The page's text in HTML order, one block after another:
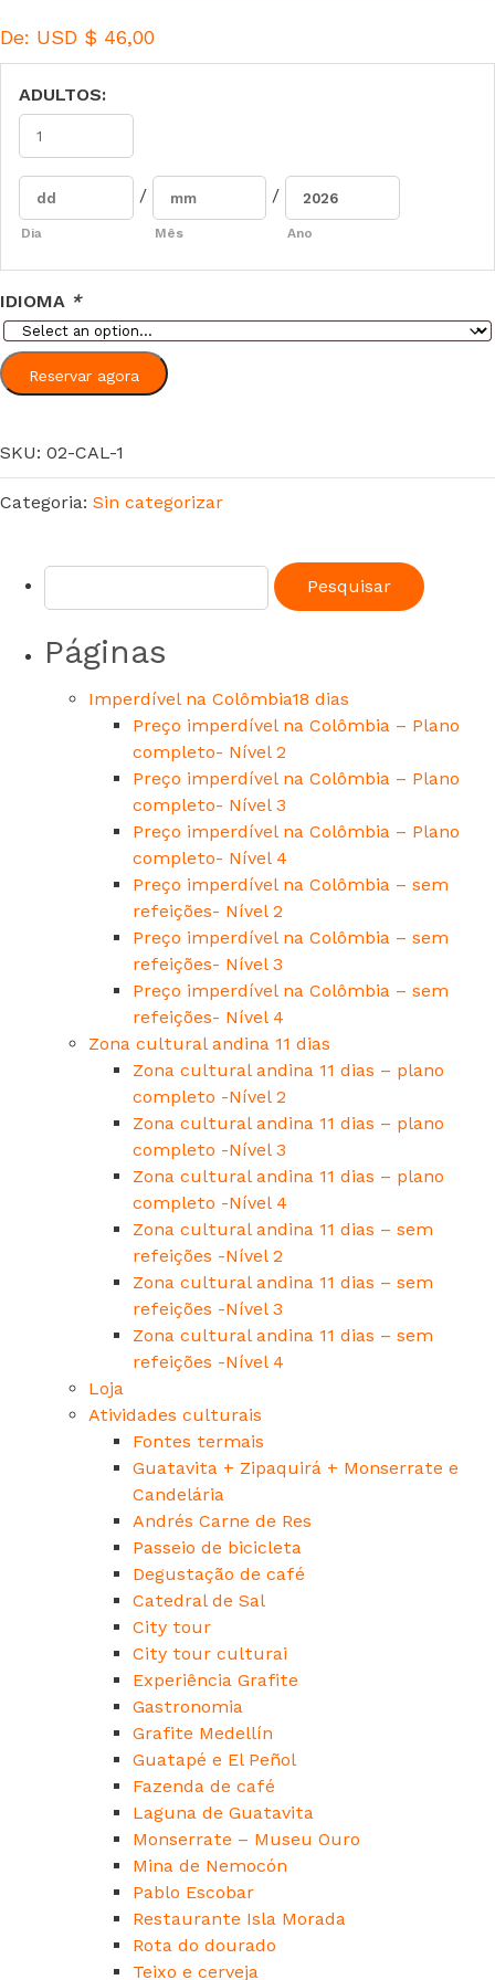
De: USD $ 46,00
ADULTOS:
Dia
/
Mês
/
Ano
IDIOMA *
Reservar agora
SKU: 02-CAL-1
Categoria: Sin categorizar
Páginas
Imperdível na Colômbia18 dias
Preço imperdível na Colômbia – Plano
completo- Nível 2
Preço imperdível na Colômbia – Plano
completo- Nível 3
Preço imperdível na Colômbia – Plano
completo- Nível 4
Preço imperdível na Colômbia – sem
refeições- Nível 2
Preço imperdível na Colômbia – sem
refeições- Nível 3
Preço imperdível na Colômbia – sem
refeições- Nível 4
Zona cultural andina 11 dias
Zona cultural andina 11 dias – plano
completo -Nível 2
Zona cultural andina 11 dias – plano
completo -Nível 3
Zona cultural andina 11 dias – plano
completo -Nível 4
Zona cultural andina 11 dias – sem
refeições -Nível 2
Zona cultural andina 11 dias – sem
refeições -Nível 3
Zona cultural andina 11 dias – sem
refeições -Nível 4
Loja
Atividades culturais
Fontes termais
Guatavita + Zipaquirá + Monserrate e
Candelária
Andrés Carne de Res
Passeio de bicicleta
Degustação de café
Catedral de Sal
City tour
City tour culturai
Experiência Grafite
Gastronomia
Grafite Medellín
Guatapé e El Peñol
Fazenda de café
Laguna de Guatavita
Monserrate – Museu Ouro
Mina de Nemocón
Pablo Escobar
Restaurante Isla Morada
Rota do dourado
Teixo e cerveja